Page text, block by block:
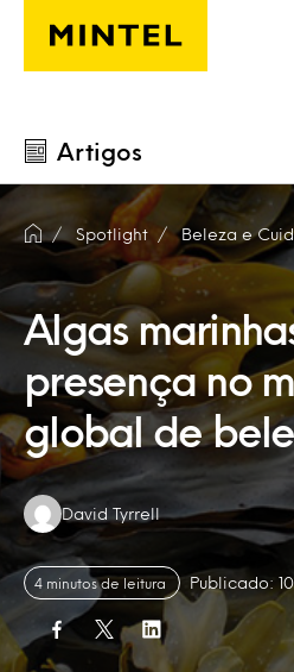
Skip to main content
Artigos
Spotlight Beleza e
Algas
presença no
global de
Authors:
David Tyrrell
4 minutos de leitura Publicado: